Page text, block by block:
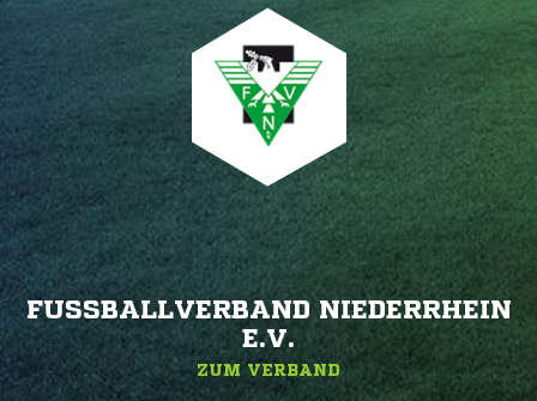
FUSSBALLVERBAND NIEDERRHEIN E
.V.
ZUM VERBAND